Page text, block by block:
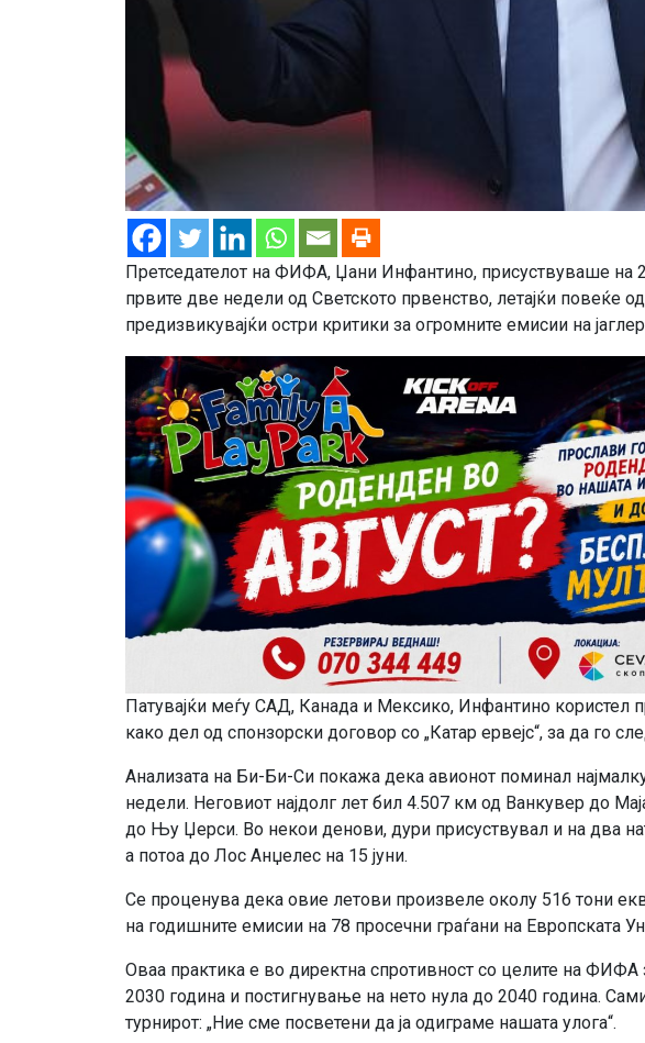
Претседателот на ФИФА, Џани Инфантино, присуствуваше на
првите две недели од Светското првенство, летајќи повеќе
предизвикувајќи остри критики за огромните емисии на
Патувајќи меѓу САД, Канада и Мексико, Инфантино користел
како дел од спонзорски договор со „Катар ервејс“, за да го
Анализата на Би-Би-Си покажа дека авионот поминал
недели. Неговиот најдолг лет бил 4.507 км од Ванкувер до
до Њу Џерси. Во некои денови, дури присуствувал и на два
а потоа до Лос Анџелес на 15 јуни.
Се проценува дека овие летови произвеле околу 516 тони
на годишните емисии на 78 просечни граѓани на Европската
Оваа практика е во директна спротивност со целите на
2030 година и постигнување на нето нула до 2040 година.
турнирот: „Ние сме посветени да ја одиграме нашата улога“.